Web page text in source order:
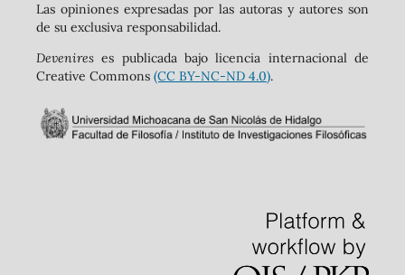
Las opiniones expresadas por las autoras y autores son
de su exclusiva responsabilidad.
Devenireses publicada bajo licencia internacional de
Creative Commons (CC BY-NC-ND 4.0).